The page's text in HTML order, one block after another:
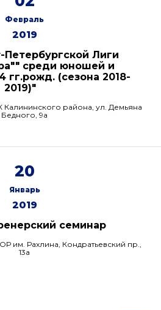
Февраль
2019
Петербургской Лиги
среди юношей и
гг.рожд. (сезона 2018-
2019)"
района, ул. Демьяна
Бедного, 9а
20
Январь
2019
семинар
им. Рахлина, Кондратьевский пр.,
13а